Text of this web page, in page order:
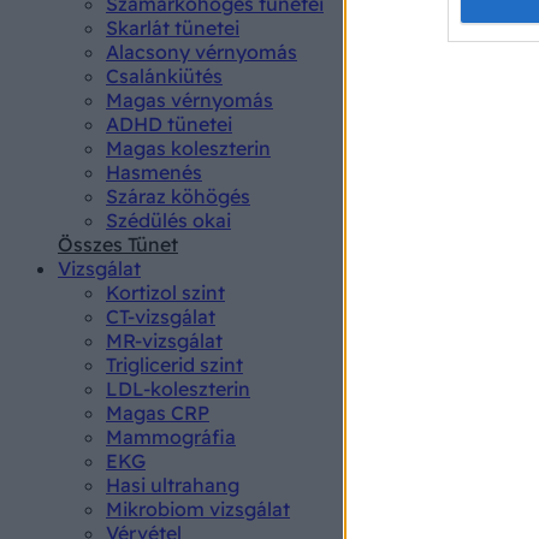
Skarlát tünetei
Alacsony vérnyomás
Csalánkiütés
Magas vérnyomás
ADHD tünetei
Magas koleszterin
Hasmenés
Száraz köhögés
Szédülés okai
Összes Tünet
Vizsgálat
Kortizol szint
CT-vizsgálat
MR-vizsgálat
Triglicerid szint
LDL-koleszterin
Magas CRP
Mammográfia
EKG
Hasi ultrahang
Mikrobiom vizsgálat
Vérvétel